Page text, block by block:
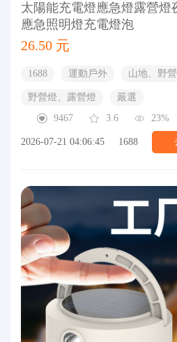
太陽能充電燈應急燈露營燈
應急照明燈充電燈泡
26.50 元
1688 運動戶外 山地、野
野營燈、露營燈
嚴選
9467
3.6 23%
2026-07-21 04:06:45 1688